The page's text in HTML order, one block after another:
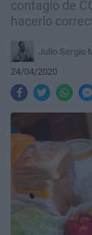
contagio de
hacerlo
Julio Sergio
24/04/2020